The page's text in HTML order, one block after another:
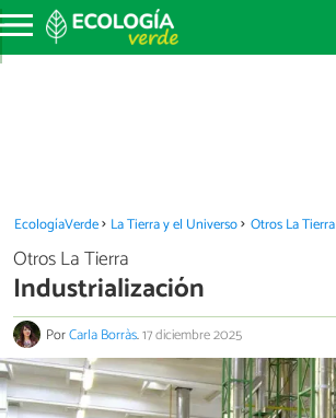
EcologíaVerde La Tierra y el Universo Otros La Tierra
Otros La Tierra
Industrialización
PorCarla Borràs.17 diciembre 2025